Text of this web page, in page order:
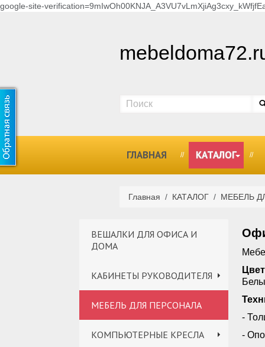
google-site-
ГЛАВНАЯ КАТАЛОГ
Главная / КАТАЛОГ / МЕБЕЛЬ
ВЕШАЛКИ ДЛЯ ОФИСА И
ДОМА
КАБИНЕТЫ РУКОВОДИТЕЛЯ
МЕБЕЛЬ ДЛЯ ПЕРСОНАЛА
КОМПЬЮТЕРНЫЕ КРЕСЛА
-
-